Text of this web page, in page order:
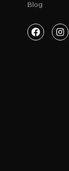
Blog